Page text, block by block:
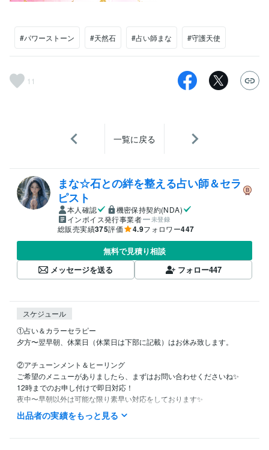
#パワーストーン #天然石 #占い師まな #守護天使
11
一覧に戻る
まな☆石との絆を整える占い師＆セラ
ピスト
本人確認
機密保持契約(NDA)
インボイス発行事業者
未登録
総販売実績375評価 4.9フォロワー447
無料で見積り相談
メッセージを送る
フォロー447
スケジュール
①占い＆カラーセラピー
夕方〜翌早朝、休業日（休業日は下部に記載）はお休み致します。
②アチューンメント＆ヒーリング
ご希望のメニューがありましたら、まずはお問い合わせくださいね✨
12時までのお申し付けで即日対応！
夜中〜早朝以外は可能な限り素早い対応をしております✨
┈┈┈┈┈┈┈ ❁ ❁ ❁ ┈┈┈┈┈┈┈┈
【休業日】
出品者の実績をもっと見る